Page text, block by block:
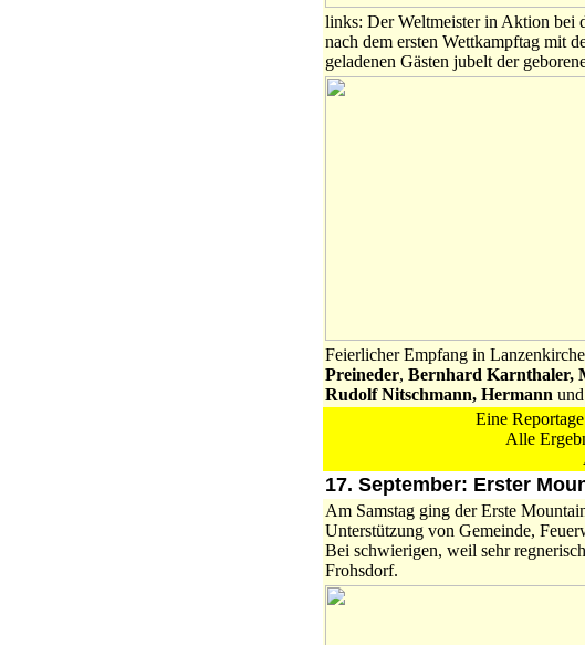
links: Der Weltmeister in Aktion bei
nach dem ersten Wettkampftag mit
geladenen Gästen jubelt der
Feierlicher Empfang in
Preineder, Bernhard Karnthaler,
Rudolf Nitschmann, Hermann und
Eine
Alle
17. September: Erster
Am Samstag ging der Erste
Unterstützung von Gemeinde,
Bei schwierigen, weil sehr
Frohsdorf.